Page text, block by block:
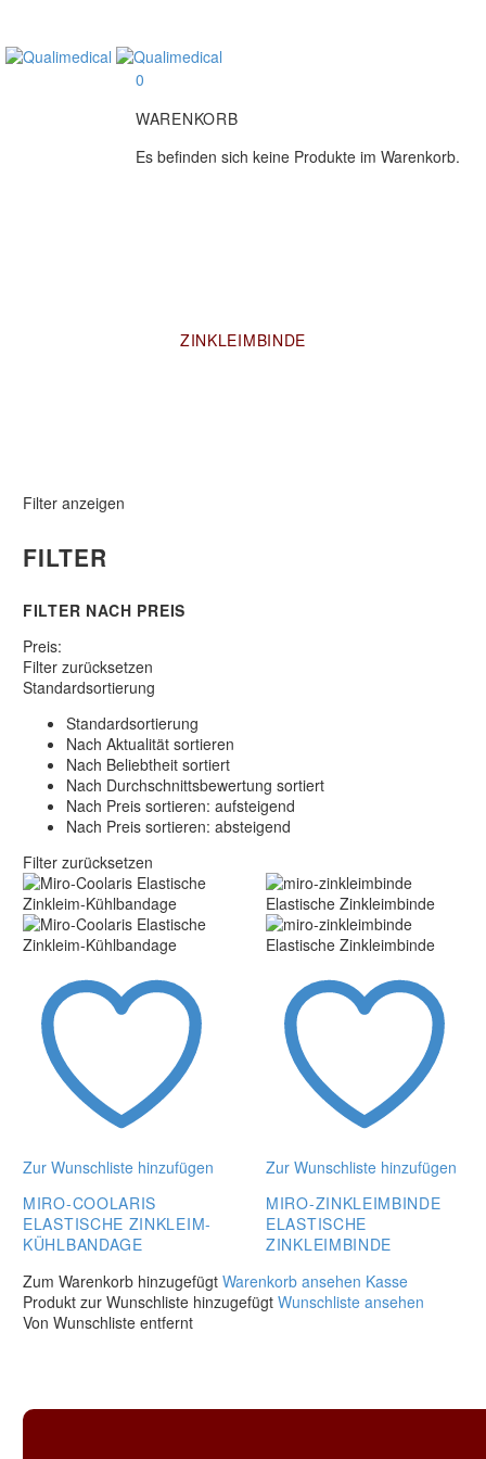
0
WARENKORB
Es befinden sich keine Produkte im Warenkorb.
ZINKLEIMBINDE
Filter anzeigen
FILTER
FILTER NACH PREIS
Preis:
Filter zurücksetzen
Standardsortierung
Standardsortierung
Nach Aktualität sortieren
Nach Beliebtheit sortiert
Nach Durchschnittsbewertung sortiert
Nach Preis sortieren: aufsteigend
Nach Preis sortieren: absteigend
Filter zurücksetzen
Zur Wunschliste hinzufügen
MIRO-COOLARIS
ELASTISCHE ZINKLEIM-
KÜHLBANDAGE
Miro-
Coolaris
Elastische
Zur Wunschliste hinzufügen
MIRO-ZINKLEIMBINDE
ELASTISCHE
ZINKLEIMBINDE
miro-
zinkleimbinde
Zum Warenkorb hinzugefügt Warenkorb ansehen Kasse
Produkt zur Wunschliste hinzugefügt Wunschliste ansehen
Von Wunschliste entfernt